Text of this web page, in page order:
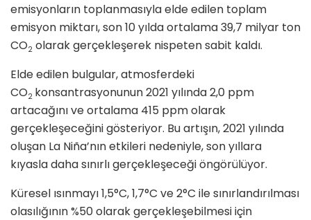
emisyonların toplanmasıyla elde edilen toplam
emisyon miktarı, son 10 yılda ortalama 39,7 milyar ton
CO2 olarak gerçekleşerek nispeten sabit kaldı.
Elde edilen bulgular, atmosferdeki
CO2 konsantrasyonunun 2021 yılında 2,0 ppm
artacağını ve ortalama 415 ppm olarak
gerçekleşeceğini gösteriyor. Bu artışın, 2021 yılında
oluşan La Niña’nın etkileri nedeniyle, son yıllara
kıyasla daha sınırlı gerçekleşeceği öngörülüyor.
Küresel ısınmayı 1,5°C, 1,7°C ve 2°C ile sınırlandırılması
olasılığının %50 olarak gerçekleşebilmesi için